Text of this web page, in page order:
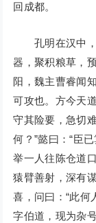
回成都。
孔明在汉中，
器，聚积粮草，
阳，魏主曹睿闻
可攻也。方今天
守其险要，急切
何？”懿曰：“臣
举一人往陈仓道
猿臂善射，深有
喜，问曰：“此何
字伯道，现为杂